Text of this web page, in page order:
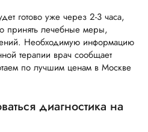
готово уже через 2-3 часа,
принять лечебные меры,
Необходимую информацию
терапии врач сообщает
по лучшим ценам в Москве
диагностика на